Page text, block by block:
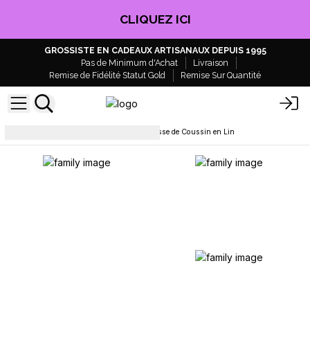
CLIQUEZ ICI
GROSSISTE EN CADEAUX ARTISANAUX DEPUIS 1995
Pas de Minimum d'Achat
Livraison
Remise de Fidélité Statut Gold
Remise Sur Quantité
Housse de Coussin en Lin